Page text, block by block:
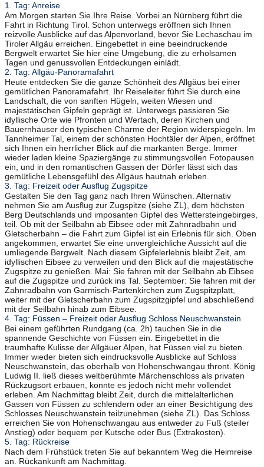
1. Tag: Anreise
Am Morgen starten Sie Ihre Reise. Vorbei an Nürnberg führt die
Fahrt in Richtung Tirol. Schon unterwegs eröffnen sich Ihnen
reizvolle Ausblicke auf das Alpenvorland, bevor Sie Lechaschau im
Tiroler Allgäu erreichen. Eingebettet in eine beeindruckende
Bergwelt erwartet Sie hier eine Umgebung, die zu erholsamen
Tagen und genussvollen Entdeckungen einlädt.
2. Tag: Allgäu-Panoramafahrt
Heute entdecken Sie die ganze Schönheit des Allgäus bei einer
gemütlichen Panoramafahrt. Ihr Reiseleiter führt Sie durch eine
Landschaft, die von sanften Hügeln, weiten Wiesen und
majestätischen Gipfeln geprägt ist. Unterwegs passieren Sie
idyllische Orte wie Pfronten und Wertach, deren Kirchen und
Bauernhäuser den typischen Charme der Region widerspiegeln. Im
Tannheimer Tal, einem der schönsten Hochtäler der Alpen, eröffnet
sich Ihnen ein herrlicher Blick auf die markanten Berge. Immer
wieder laden kleine Spaziergänge zu stimmungsvollen Fotopausen
ein, und in den romantischen Gassen der Dörfer lässt sich das
gemütliche Lebensgefühl des Allgäus hautnah erleben.
3. Tag: Freizeit oder Ausflug Zugspitze
Gestalten Sie den Tag ganz nach Ihren Wünschen. Alternativ
nehmen Sie am Ausflug zur Zugspitze (siehe ZL), dem höchsten
Berg Deutschlands und imposanten Gipfel des Wettersteingebirges,
teil. Ob mit der Seilbahn ab Eibsee oder mit Zahnradbahn und
Gletscherbahn – die Fahrt zum Gipfel ist ein Erlebnis für sich. Oben
angekommen, erwartet Sie eine unvergleichliche Aussicht auf die
umliegende Bergwelt. Nach diesem Gipfelerlebnis bleibt Zeit, am
idyllischen Eibsee zu verweilen und den Blick auf die majestätische
Zugspitze zu genießen. Mai: Sie fahren mit der Seilbahn ab Eibsee
auf die Zugspitze und zurück ins Tal. September: Sie fahren mit der
Zahnradbahn von Garmisch-Partenkirchen zum Zugspitzplatt,
weiter mit der Gletscherbahn zum Zugspitzgipfel und abschließend
mit der Seilbahn hinab zum Eibsee.
4. Tag: Füssen – Freizeit oder Ausflug Schloss Neuschwanstein
Bei einem geführten Rundgang (ca. 2h) tauchen Sie in die
spannende Geschichte von Füssen ein. Eingebettet in die
traumhafte Kulisse der Allgäuer Alpen, hat Füssen viel zu bieten.
Immer wieder bieten sich eindrucksvolle Ausblicke auf Schloss
Neuschwanstein, das oberhalb von Hohenschwangau thront. König
Ludwig II. ließ dieses weltberühmte Märchenschloss als privaten
Rückzugsort erbauen, konnte es jedoch nicht mehr vollendet
erleben. Am Nachmittag bleibt Zeit, durch die mittelalterlichen
Gassen von Füssen zu schlendern oder an einer Besichtigung des
Schlosses Neuschwanstein teilzunehmen (siehe ZL). Das Schloss
erreichen Sie von Hohenschwangau aus entweder zu Fuß (steiler
Anstieg) oder bequem per Kutsche oder Bus (Extrakosten).
5. Tag: Rückreise
Nach dem Frühstück treten Sie auf bekanntem Weg die Heimreise
an. Rückankunft am Nachmittag.